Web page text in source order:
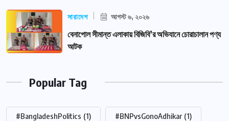
সারাদেশ আগস্ট ৬, ২০২৬
বেনাপোল সীমান্ত এলাকায় বিজিবি’র অভিযানে চোরাচালান পণ্য
আটক
Popular Tag
#BangladeshPolitics (1) #BNPvsGonoAdhikar (1)